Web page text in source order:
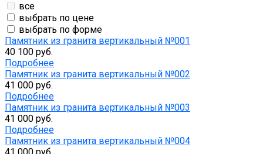
все
выбрать по цене
выбрать по форме
Памятник из гранита вертикальный №001
40 100 руб.
Подробнее
Памятник из гранита вертикальный №002
41 000 руб.
Подробнее
Памятник из гранита вертикальный №003
41 000 руб.
Подробнее
Памятник из гранита вертикальный №004